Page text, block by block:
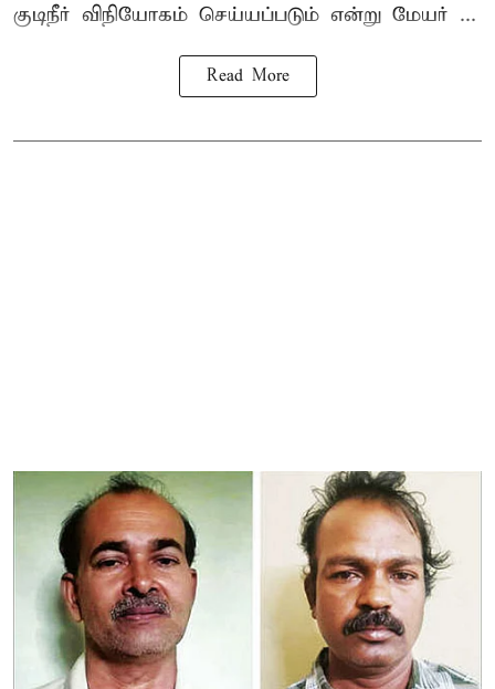
குடிநீர் விநியோகம் செய்யப்படும் என்று மேயர் ...
Read More